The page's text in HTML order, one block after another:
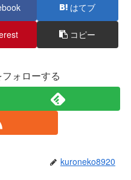
はてブ
コピー
ォローする
kuroneko8920